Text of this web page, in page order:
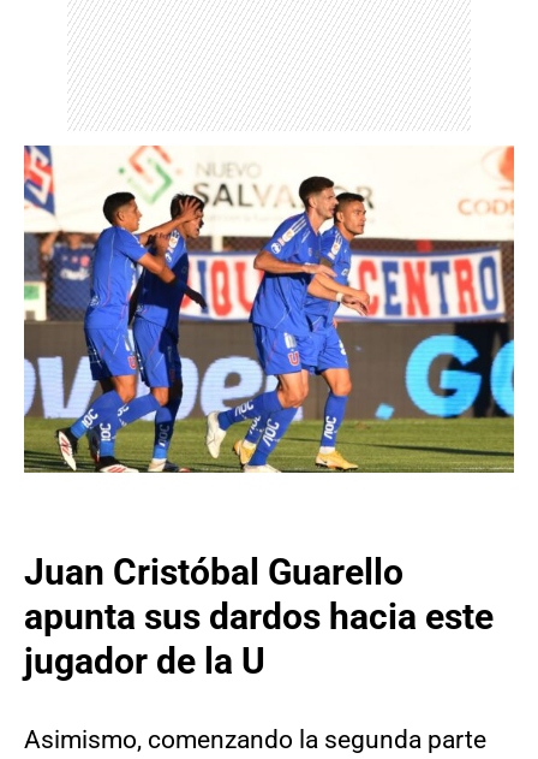
Juan Cristóbal Guarello
apunta sus dardos hacia este
jugador de la U
Asimismo, comenzando la segunda parte